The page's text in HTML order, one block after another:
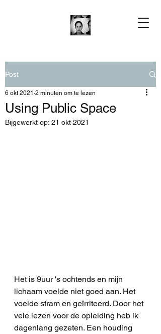
Post
Using Public Space
6 okt 2021 2 minuten om te lezen
Bijgewerkt op: 21 okt 2021
Het is 9uur 's ochtends en mijn
lichaam voelde niet goed aan. Het
voelde stram en geïrriteerd. Door het
vele lezen voor de opleiding heb ik
dagenlang gezeten. Een houding